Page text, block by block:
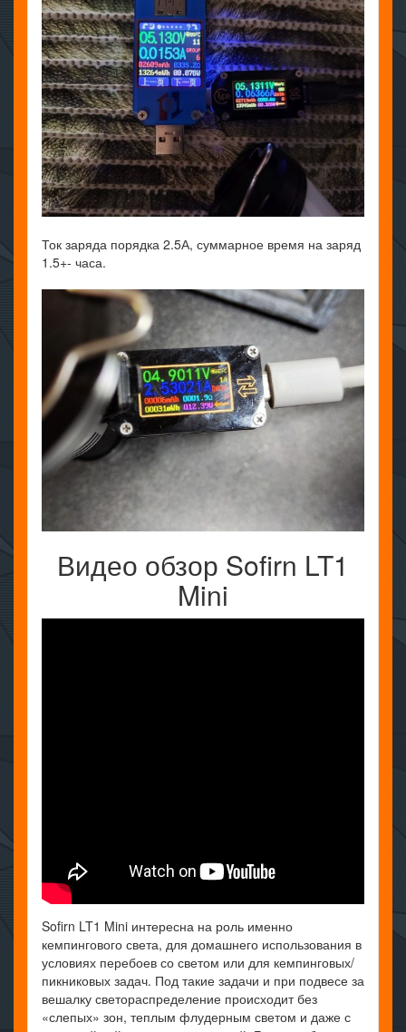
Ток заряда порядка 2.5А, суммарное время на заряд
1.5+- часа.
Видео обзор Sofirn LT1
Mini
Sofirn LT1 Mini интересна на роль именно
кемпингового света, для домашнего использования в
условиях перебоев со светом или для кемпинговых/
пикниковых задач. Под такие задачи и при подвесе за
вешалку светораспределение происходит без
«слепых» зон, теплым флудерным светом и даже с